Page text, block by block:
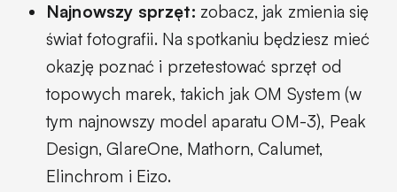
Najnowszy sprzęt: zobacz, jak zmienia się
świat fotografii. Na spotkaniu będziesz mieć
okazję poznać i przetestować sprzęt od
topowych marek, takich jak OM System (w
tym najnowszy model aparatu OM-3), Peak
Design, GlareOne, Mathorn, Calumet,
Elinchrom i Eizo.